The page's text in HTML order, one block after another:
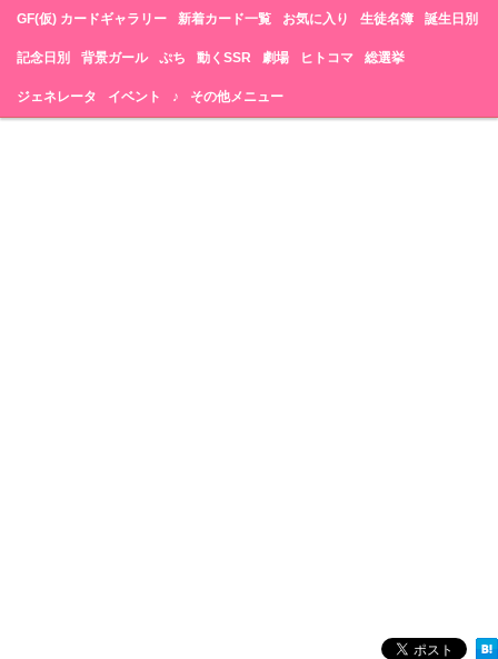
GF(仮) カードギャラリー 新着カード一覧 お気に入り 生徒名簿 誕生日別
記念日別 背景ガール ぷち 動くSSR 劇場 ヒトコマ 総選挙
ジェネレータ イベント ♪ その他メニュー